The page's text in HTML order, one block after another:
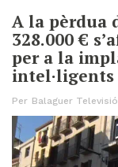
A la pèrdua
328.000 €
per a la
intel·ligents
Per Balaguer Televisió